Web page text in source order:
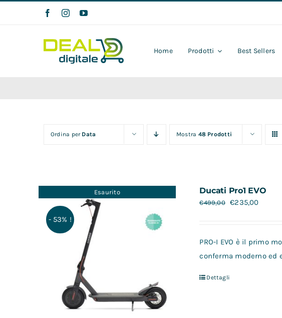
Home Prodotti Best Sellers
Ordina per Data Mostra 48 Prodotti
Esaurito
- 53% !
Ducati Pro1 EVO
€499,00 €235,00
PRO-I EVO è il primo
conferma moderno ed
Dettagli